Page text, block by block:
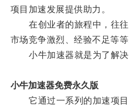
项目加速发展提供助力。
在创业者的旅程中，往往
市场竞争激烈、经验不足等等
小牛加速器就是为了解决
小牛加速器免费永久版
它通过一系列的加速项目